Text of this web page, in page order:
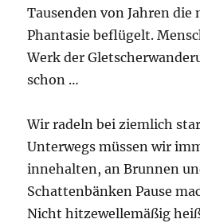
Tausenden von Jahren die
Phantasie beflügelt.
Werk der
schon …
Wir radeln bei ziemlich
Unterwegs müssen wir
innehalten, an Brunnen
Schattenbänken Pause
Nicht hitzewellemäßig